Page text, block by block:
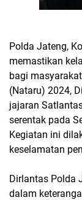
Polda Jateng,
memastikan
bagi
(Nataru) 2024,
jajaran
serentak pada
Kegiatan ini
keselamatan
Dirlantas Polda
dalam